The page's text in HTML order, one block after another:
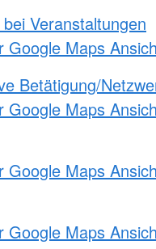
Veranstaltungen
Google Maps
Betätigung/
Google Maps
Google Maps
Google Maps